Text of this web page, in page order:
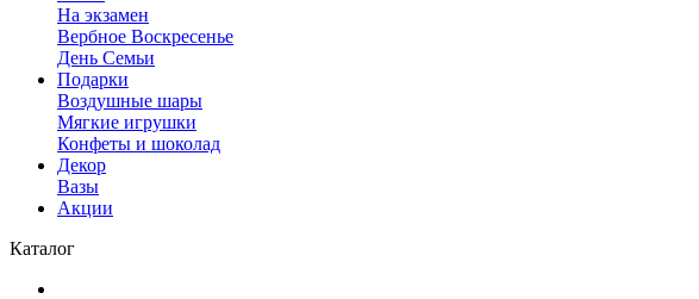
На экзамен
Вербное Воскресенье
День Семьи
Подарки
Воздушные шары
Мягкие игрушки
Конфеты и шоколад
Декор
Вазы
Акции
Каталог